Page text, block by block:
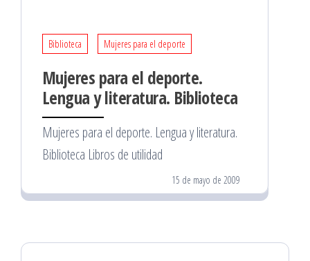
Biblioteca Mujeres para el deporte
Mujeres para el deporte.
Lengua y literatura. Biblioteca
Mujeres para el deporte. Lengua y literatura.
Biblioteca Libros de utilidad
15 de mayo de 2009